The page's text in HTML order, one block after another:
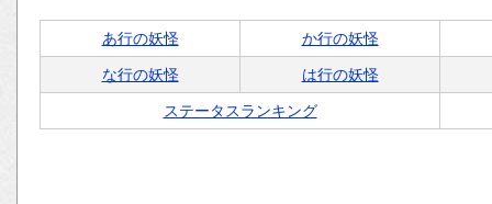
あ行の妖怪 か行の妖怪
な行の妖怪 は行の妖怪
ステータスランキング